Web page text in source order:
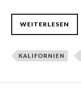
WEITERLESEN
KALIFORNIEN